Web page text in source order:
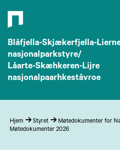
Blåfjella-Skjækerfjella-
nasjonalparkstyre/
Låarte-Skæhkeren-Lijre
nasjonalpaarhkeståvroe
Hjem Styret
Møtedokumenter for
Møtedokumenter 2026